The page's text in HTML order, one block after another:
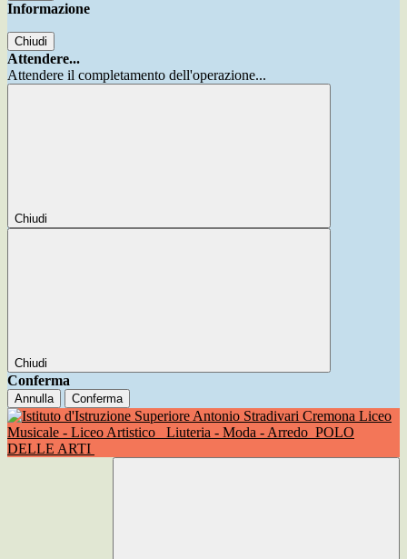
Informazione
Chiudi
Attendere...
Attendere il completamento dell'operazione...
Chiudi
Chiudi
Conferma
Annulla Conferma
Liceo
Musicale - Liceo Artistico
Liuteria - Moda - Arredo POLO
DELLE ARTI